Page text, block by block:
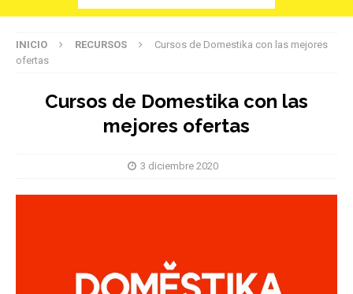
INICIO RECURSOS
Cursos de Domestika con las mejores
ofertas
Cursos de Domestika con las
mejores ofertas
3 diciembre 2020